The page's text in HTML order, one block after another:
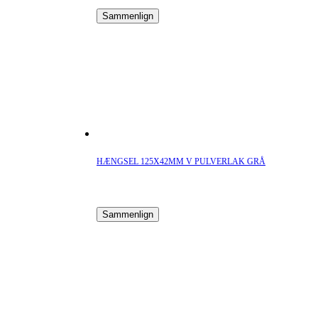
Sammenlign
HÆNGSEL 125X42MM V PULVERLAK GRÅ
Sammenlign